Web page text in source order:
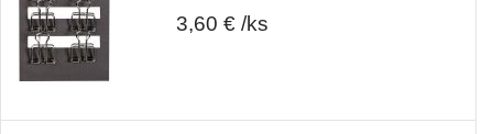
3,60 € /ks